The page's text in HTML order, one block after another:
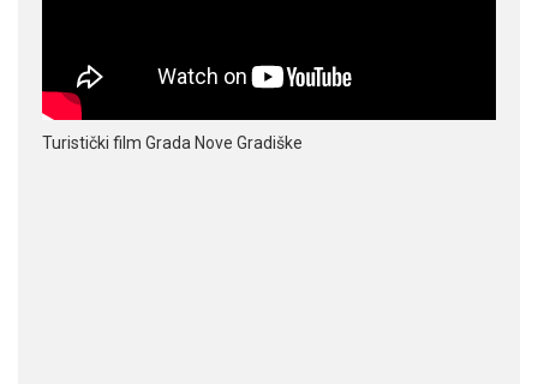
Turistički film Grada Nove Gradiške